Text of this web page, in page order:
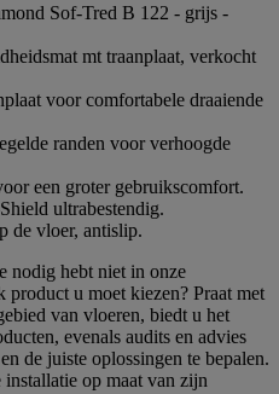
Sof-Tred B 122 - grijs -
mt traanplaat, verkocht
voor comfortabele draaiende
randen voor verhoogde
een groter gebruikscomfort.
ultrabestendig.
de vloer, antislip.
nodig hebt niet in onze
product u moet kiezen? Praat met
van vloeren, biedt u het
evenals audits en advies
de juiste oplossingen te bepalen.
op maat van zijn